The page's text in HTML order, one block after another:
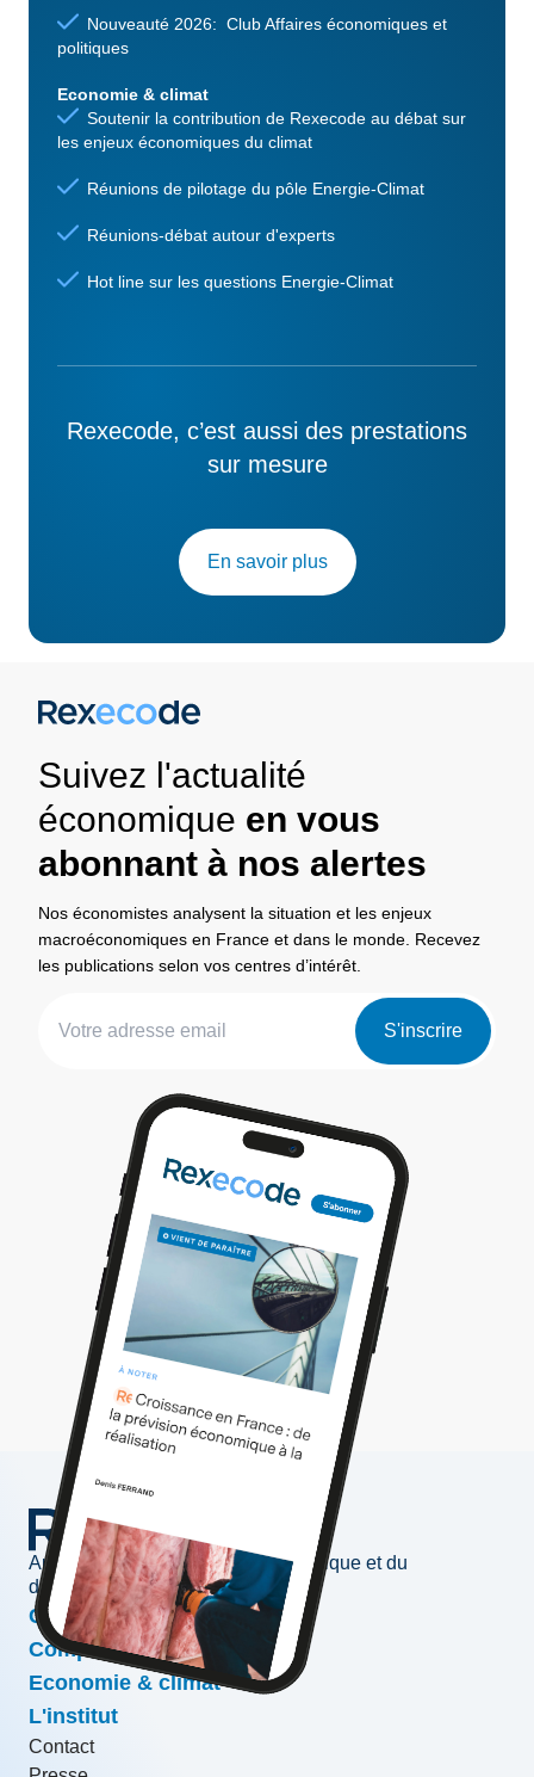
Nouveauté 2026: Club Affaires économiques et
politiques
Economie & climat
Soutenir la contribution de Rexecode au débat sur
les enjeux économiques du climat
Réunions de pilotage du pôle Energie-Climat
Réunions-débat autour d'experts
Hot line sur les questions Energie-Climat
Rexecode, c’est aussi des prestations
sur mesure
En savoir plus
Suivez l'actualité
économique en vous
abonnant à nos alertes
Nos économistes analysent la situation et les enjeux
macroéconomiques en France et dans le monde. Recevez
les publications selon vos centres d’intérêt.
S'inscrire
Au service de l'information économique et du
développement des entreprises
Conjoncture & prévisions
Compétitivité & croissance
Economie & climat
L'institut
Contact